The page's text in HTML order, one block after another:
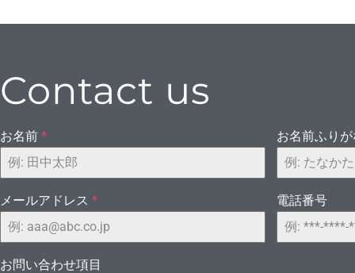
Contact us
お名前 * お名前ふり
メールアドレス * 電話番号
お問い合わせ項目